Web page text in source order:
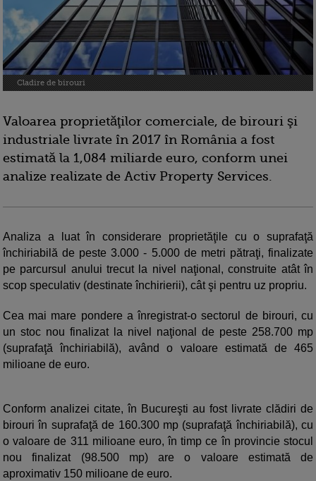
Cladire de birouri
Valoarea proprietăţilor comerciale, de birouri şi
industriale livrate în 2017 în România a fost
estimată la 1,084 miliarde euro, conform unei
analize realizate de Activ Property Services.
Analiza a luat în considerare proprietăţile cu o suprafaţă
închiriabilă de peste 3.000 - 5.000 de metri pătraţi, finalizate
pe parcursul anului trecut la nivel naţional, construite atât în
scop speculativ (destinate închirierii), cât şi pentru uz propriu.
Cea mai mare pondere a înregistrat-o sectorul de birouri, cu
un stoc nou finalizat la nivel naţional de peste 258.700 mp
(suprafaţă închiriabilă), având o valoare estimată de 465
milioane de euro.
Conform analizei citate, în Bucureşti au fost livrate clădiri de
birouri în suprafaţă de 160.300 mp (suprafaţă închiriabilă), cu
o valoare de 311 milioane euro, în timp ce în provincie stocul
nou finalizat (98.500 mp) are o valoare estimată de
aproximativ 150 milioane de euro.